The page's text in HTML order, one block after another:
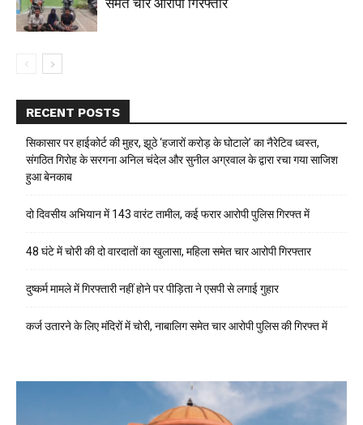
समेत चार आरोपी गिरफ्तार
RECENT POSTS
सिकासार पर हाईकोर्ट की मुहर, झूठे ‘हजारों करोड़ के घोटाले’ का नैरेटिव ध्वस्त,
संगठित गिरोह के सरगना अनिल चंदेल और सुनील अग्रवाल के द्वारा रचा गया साजिश
हुआ बेनकाब
दो दिवसीय अभियान में 143 वारंट तामील, कई फरार आरोपी पुलिस गिरफ्त में
48 घंटे में चोरी की दो वारदातों का खुलासा, महिला समेत चार आरोपी गिरफ्तार
दुष्कर्म मामले में गिरफ्तारी नहीं होने पर पीड़िता ने एसपी से लगाई गुहार
कर्ज उतारने के लिए मंदिरों में चोरी, नाबालिग समेत चार आरोपी पुलिस की गिरफ्त में